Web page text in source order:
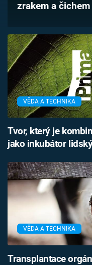
Sledujte prima+
Přihlášení
Sledujte nás
zrakem a čichem
VĚDA A TECHNIKA
Tvor, který je
jako inkubátor
VĚDA A TECHNIKA
Transplantace